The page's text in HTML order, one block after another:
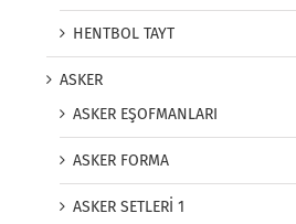
HENTBOL TAYT
ASKER
ASKER EŞOFMANLARI
ASKER FORMA
ASKER SETLERİ 1